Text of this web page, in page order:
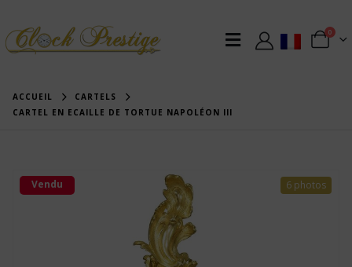
0
ACCUEIL
CARTELS
CARTEL EN ECAILLE DE TORTUE NAPOLÉON III
6 photos
Vendu